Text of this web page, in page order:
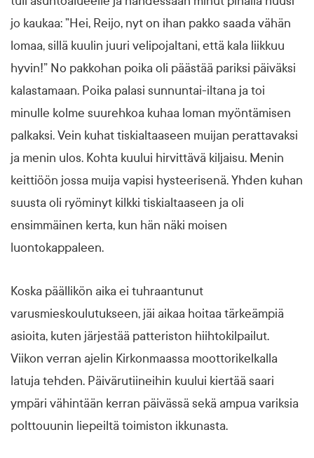
jo kaukaa: ”Hei, Reijo, nyt on ihan pakko saada vähän
lomaa, sillä kuulin juuri velipojaltani, että kala liikkuu
hyvin!” No pakkohan poika oli päästää pariksi päiväksi
kalastamaan. Poika palasi sunnuntai-iltana ja toi
minulle kolme suurehkoa kuhaa loman myöntämisen
palkaksi. Vein kuhat tiskialtaaseen muijan perattavaksi
ja menin ulos. Kohta kuului hirvittävä kiljaisu. Menin
keittiöön jossa muija vapisi hysteerisenä. Yhden kuhan
suusta oli ryöminyt kilkki tiskialtaaseen ja oli
ensimmäinen kerta, kun hän näki moisen
luontokappaleen.
Koska päällikön aika ei tuhraantunut
varusmieskoulutukseen, jäi aikaa hoitaa tärkeämpiä
asioita, kuten järjestää patteriston hiihtokilpailut.
Viikon verran ajelin Kirkonmaassa moottorikelkalla
latuja tehden. Päivärutiineihin kuului kiertää saari
ympäri vähintään kerran päivässä sekä ampua variksia
polttouunin liepeiltä toimiston ikkunasta.